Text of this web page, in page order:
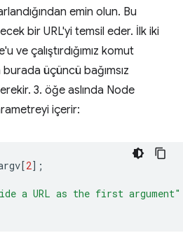
emin olun. Bu
bir URL'yi temsil eder. İlk iki
ve çalıştırdığımız komut
burada üçüncü bağımsız
3. öğe aslında Node
içerir:
[2];
a URL as the first argument"